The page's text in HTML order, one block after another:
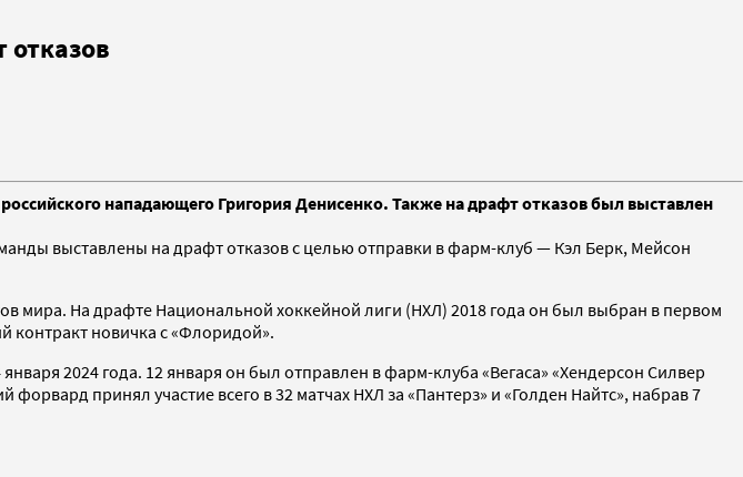
отказов
нападающего Григория Денисенко. Также на драфт отказов был выставлен
выставлены на драфт отказов с целью отправки в фарм-клуб — Кэл Берк, Мейсон
мира. На драфте Национальной хоккейной лиги (НХЛ) 2018 года он был выбран в первом
контракт новичка с «Флоридой».
2024 года. 12 января он был отправлен в фарм-клуба «Вегаса» «Хендерсон Силвер
принял участие всего в 32 матчах НХЛ за «Пантерз» и «Голден Найтс», набрав 7